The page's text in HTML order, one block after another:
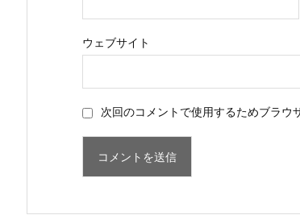
ウェブサイト
次回のコメントで使用するためブラウ